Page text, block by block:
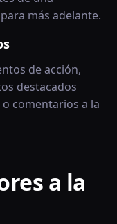
más adelante.
de acción,
destacados
comentarios a la
a la